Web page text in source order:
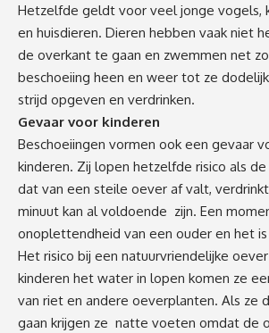
Hetzelfde geldt voor veel jonge vogels,
en huisdieren. Dieren hebben vaak niet
de overkant te gaan en zwemmen net
beschoeiing heen en weer tot ze
strijd opgeven en verdrinken.
Gevaar voor kinderen
Beschoeiingen vormen ook een gevaar
kinderen. Zij lopen hetzelfde risico als
dat van een steile oever af valt,
minuut kan al voldoende zijn. Een
onoplettendheid van een ouder en het
Het risico bij een natuurvriendelijke
kinderen het water in lopen komen ze
van riet en andere oeverplanten. Als ze
gaan krijgen ze natte voeten omdat de